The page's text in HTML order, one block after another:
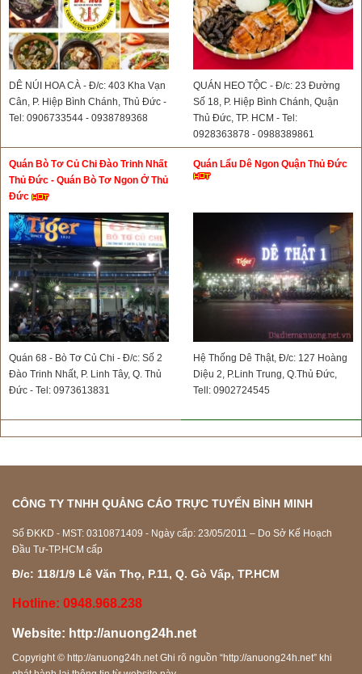
DÊ NÚI HOA CÀ - Đ/c: 403 Kha Vạn
Cân, P. Hiệp Bình Chánh, Thủ Đức -
Tel: 0906733544 - 0938789368
QUÁN HEO TỘC - Đ/c: 23 Đường
Số 18, P. Hiệp Bình Chánh, Quận
Thủ Đức, TP. HCM - Tel:
0928363878 - 0988389861
Quán Bò Tơ Củ Chi Đào Trinh Nhất
Thủ Đức - Quán Bò Tơ Ngon Ở Thủ
Đức
Quán 68 - Bò Tơ Củ Chi - Đ/c: Số 2
Đào Trinh Nhất, P. Linh Tây, Q. Thủ
Đức - Tel: 0973613831
Quán Lẩu Dê Ngon Quận Thủ Đức
Hệ Thống Dê Thật, Đ/c: 127 Hoàng
Diệu 2, P.Linh Trung, Q.Thủ Đức,
Tell: 0902724545
CÔNG TY TNHH QUẢNG CÁO TRỰC TUYẾN BÌNH MINH
Số ĐKKD - MST: 0310871409 - Ngày cấp: 23/05/2011 – Do Sở Kế Hoạch
Đầu Tư-TP.HCM cấp
Đ/c: 118/1/9 Lê Văn Thọ, P.11, Q. Gò Vấp, TP.HCM
Hotline: 0948.968.238
Website: http://anuong24h.net
Copyright © http://anuong24h.net Ghi rõ nguồn “http://anuong24h.net” khi